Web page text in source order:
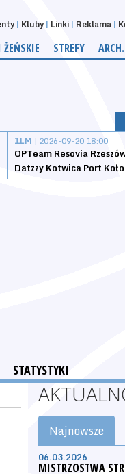
Kluby Linki Reklama
STREFY
1LM | 2026-09-20 18:00
OPTeam Resovia
STATYSTYKI
Najnowsze
06.03.2026
MISTRZOSTWA